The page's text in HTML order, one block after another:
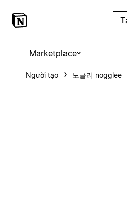
Marketplace
Người tạo 노글리 nogglee